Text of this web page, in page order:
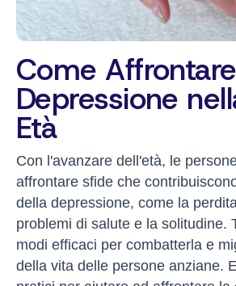
Come
Depressione
Età
Con l'avanzare dell'età, le
affrontare sfide che
della depressione, come la
problemi di salute e la solitudine.
modi efficaci per combatterla e
della vita delle persone anziane.